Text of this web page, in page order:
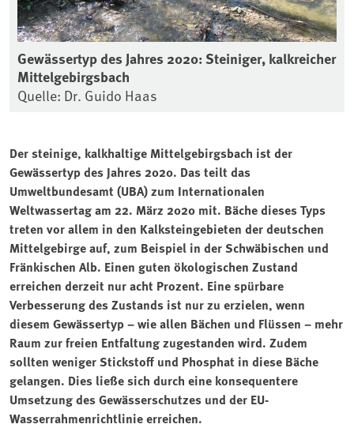
Gewässertyp des Jahres 2020: Steiniger, kalkreicher
Mittelgebirgsbach
Quelle: Dr. Guido Haas
Der steinige, kalkhaltige Mittelgebirgsbach ist der
Gewässertyp des Jahres 2020. Das teilt das
Umweltbundesamt (UBA) zum Internationalen
Weltwassertag am 22. März 2020 mit. Bäche dieses Typs
treten vor allem in den Kalksteingebieten der deutschen
Mittelgebirge auf, zum Beispiel in der Schwäbischen und
Fränkischen Alb. Einen guten ökologischen Zustand
erreichen derzeit nur acht Prozent. Eine spürbare
Verbesserung des Zustands ist nur zu erzielen, wenn
diesem Gewässertyp – wie allen Bächen und Flüssen – mehr
Raum zur freien Entfaltung zugestanden wird. Zudem
sollten weniger Stickstoff und Phosphat in diese Bäche
gelangen. Dies ließe sich durch eine konsequentere
Umsetzung des Gewässerschutzes und der EU-
Wasserrahmenrichtlinie erreichen.